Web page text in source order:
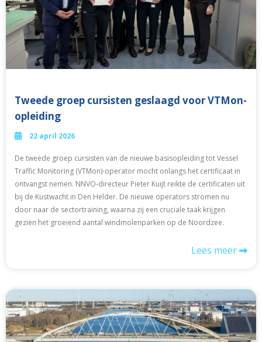
Tweede groep cursisten geslaagd voor VTMon-
opleiding
22 april 2026
De tweede groep cursisten van de nieuwe basisopleiding tot Vessel
Traffic Monitoring (VTMon)-operator mocht onlangs het certificaat in
ontvangst nemen. NNVO-directeur Pieter Kuijt reikte de certificaten uit
bij de Kustwacht in Den Helder. De nieuwe operators stromen nu
door naar de sectortraining, waarna zij een cruciale taak krijgen
gezien het groeiend aantal windmolenparken op de Noordzee.
Lees meer